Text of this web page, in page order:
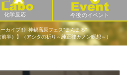
化学反応 今後のイベント
ーカイブ!!》神鍋高原フェス“まんまる”
半）】（アシタの祈り～純正律カノン瞑想～）